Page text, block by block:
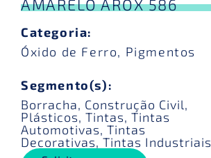
AMARELO AROX 586
Categoria:
Óxido de Ferro, Pigmentos
Segmento(s):
Borracha, Construção Civil,
Plásticos, Tintas, Tintas
Automotivas, Tintas
Decorativas, Tintas Industriais